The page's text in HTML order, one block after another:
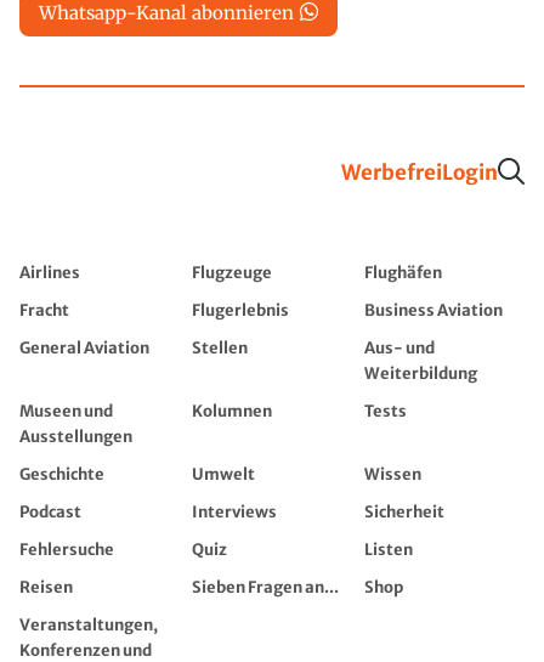
Whatsapp-Kanal abonnieren
WerbefreiLogin
Airlines Flugzeuge
Flughäfen
Fracht
Flugerlebnis
Business Aviation
General Aviation
Stellen
Aus- und
Weiterbildung
Museen und
Ausstellungen
Kolumnen Tests
Geschichte Umwelt
Wissen
Podcast
Interviews
Sicherheit
Fehlersuche
Quiz
Listen
Reisen
Sieben Fragen an...
Shop
Veranstaltungen,
Konferenzen und